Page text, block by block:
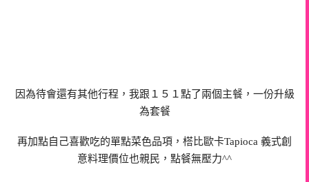
因為待會還有其他行程，我跟１５１點了兩個主餐，一份升級
為套餐
再加點自己喜歡吃的單點菜色品項，榙比歐卡Tapioca 義式創
意料理價位也親民，點餐無壓力^^